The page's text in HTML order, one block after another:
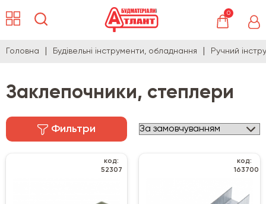
0
Головна Будівельні інструменти, обладнання Ручний
Заклепочники, степлери
Фильтри
код:
52307
код:
163700